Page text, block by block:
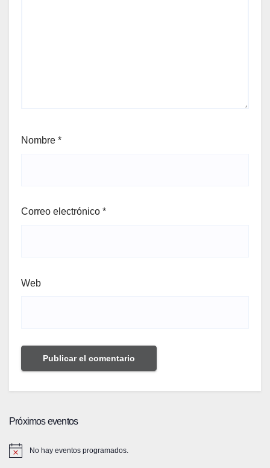
Nombre *
Correo electrónico *
Web
Próximos eventos
No hay eventos programados.